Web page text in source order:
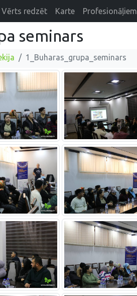
Vērts redzēt Karte Profesionāļiem
seminars
1_Buharas_grupa_seminars